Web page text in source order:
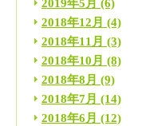
2019年5月 (6)
2018年12月 (4)
2018年11月 (3)
2018年10月 (8)
2018年8月 (9)
2018年7月 (14)
2018年6月 (12)